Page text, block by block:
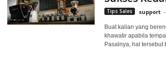
Tips Sales support -
Buat kalian yang
khawatir apabila
Pasalnya, hal tersebut